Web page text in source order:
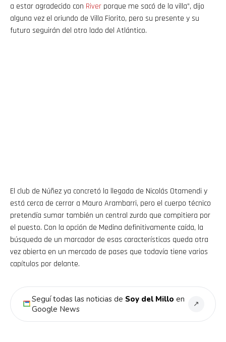
a estar agradecido con River porque me sacó de la villa”, dijo
alguna vez el oriundo de Villa Fiorito, pero su presente y su
futuro seguirán del otro lado del Atlántico.
El club de Núñez ya concretó la llegada de Nicolás Otamendi y
está cerca de cerrar a Mauro Arambarri, pero el cuerpo técnico
pretendía sumar también un central zurdo que compitiera por
el puesto. Con la opción de Medina definitivamente caída, la
búsqueda de un marcador de esas características queda otra
vez abierta en un mercado de pases que todavía tiene varios
capítulos por delante.
Seguí todas las noticias de Soy del Millo en
Google News
↗
Flipboard